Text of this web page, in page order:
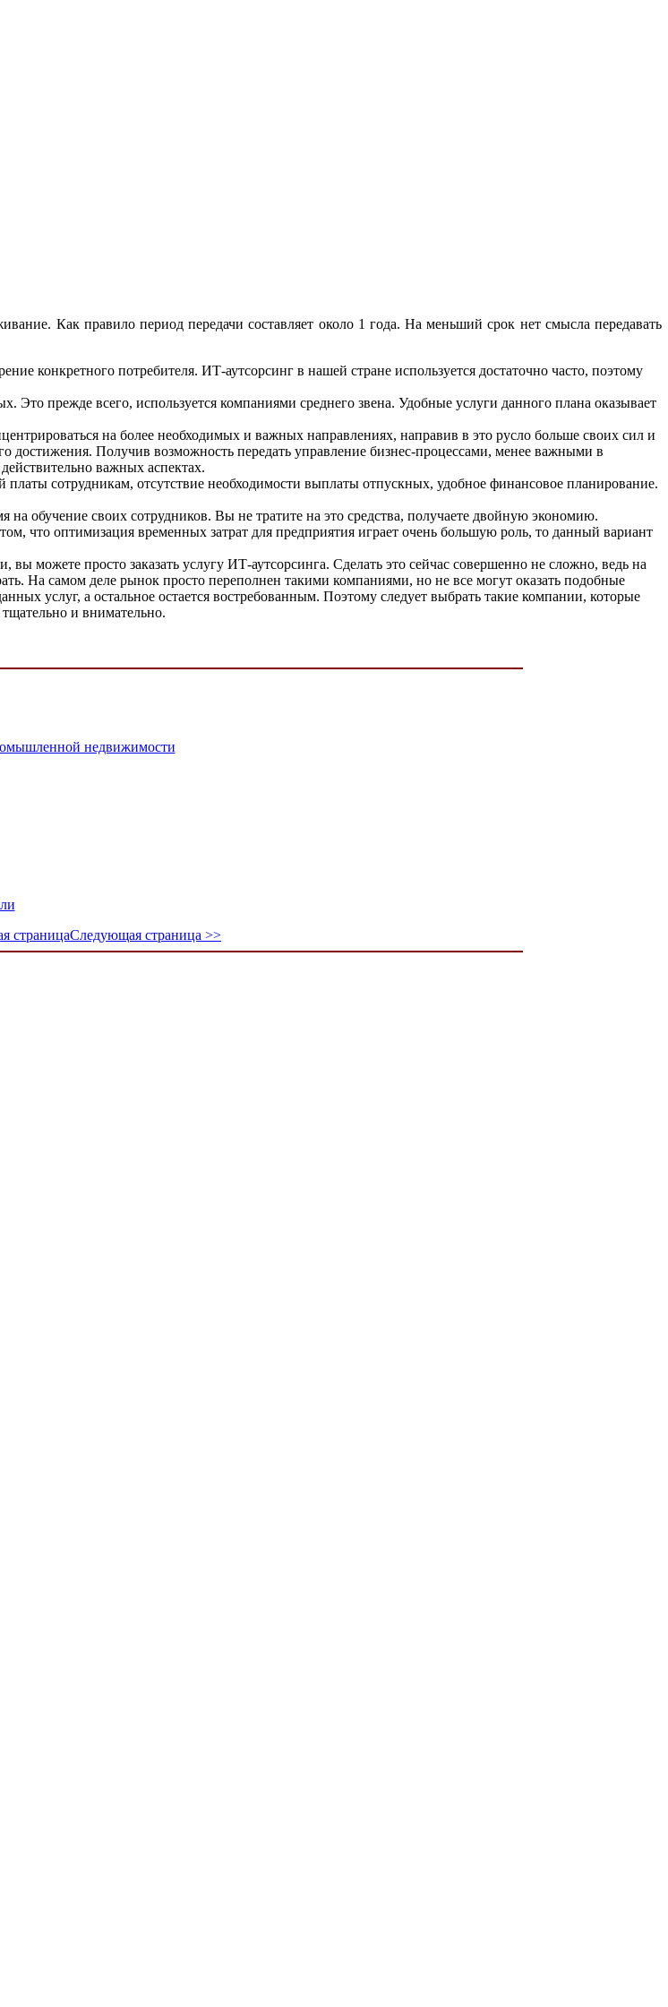
Как правило период передачи составляет около 1 года. На меньший срок нет смысла передавать
конкретного потребителя. ИТ-аутсорсинг в нашей стране используется достаточно часто, поэтому
Это прежде всего, используется компаниями среднего звена. Удобные услуги данного плана оказывает
на более необходимых и важных направлениях, направив в это русло больше своих сил и
достижения. Получив возможность передать управление бизнес-процессами, менее важными в
важных аспектах.
сотрудникам, отсутствие необходимости выплаты отпускных, удобное финансовое планирование.
обучение своих сотрудников. Вы не тратите на это средства, получаете двойную экономию.
что оптимизация временных затрат для предприятия играет очень большую роль, то данный вариант
можете просто заказать услугу ИТ-аутсорсинга. Сделать это сейчас совершенно не сложно, ведь на
На самом деле рынок просто переполнен такими компаниями, но не все могут оказать подобные
услуг, а остальное остается востребованным. Поэтому следует выбрать такие компании, которые
и внимательно.
недвижимости
страницаСледующая страница >>